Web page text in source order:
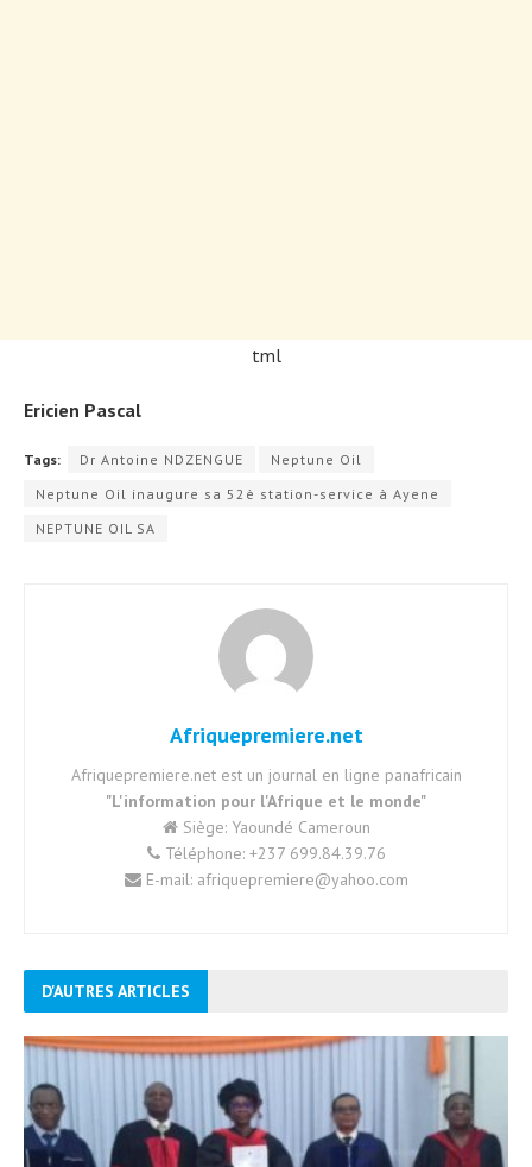
tml
Ericien Pascal
Tags: Dr Antoine NDZENGUE
Neptune Oil
Neptune Oil inaugure sa 52è station-service à Ayene
NEPTUNE OIL SA
Afriquepremiere.net
Afriquepremiere.net est un journal en ligne panafricain
"L'information pour l'Afrique et le monde"
Siège: Yaoundé Cameroun
Téléphone: +237 699.84.39.76
E-mail: afriquepremiere@yahoo.com
D'AUTRES ARTICLES